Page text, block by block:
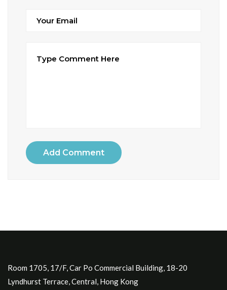
Add Comment
Room 1705, 17/F, Car Po Commercial Building, 18-20
Lyndhurst Terrace, Central, Hong Kong